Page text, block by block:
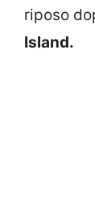
riposo
Island.